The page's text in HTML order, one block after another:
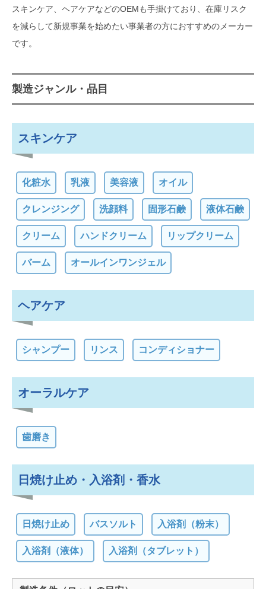
スキンケア、ヘアケアなどのOEMも手掛けており、在庫リスク
を減らして新規事業を始めたい事業者の方におすすめのメーカー
です。
製造ジャンル・品目
スキンケア
化粧水 乳液 美容液 オイル
クレンジング 洗顔料 固形石鹸 液体石鹸
クリーム ハンドクリーム リップクリーム
バーム オールインワンジェル
ヘアケア
シャンプー リンス コンディショナー
オーラルケア
歯磨き
日焼け止め・入浴剤・香水
日焼け止め バスソルト 入浴剤（粉末）
入浴剤（液体） 入浴剤（タブレット）